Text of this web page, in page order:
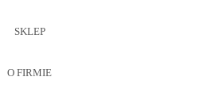
SKLEP
O FIRMIE